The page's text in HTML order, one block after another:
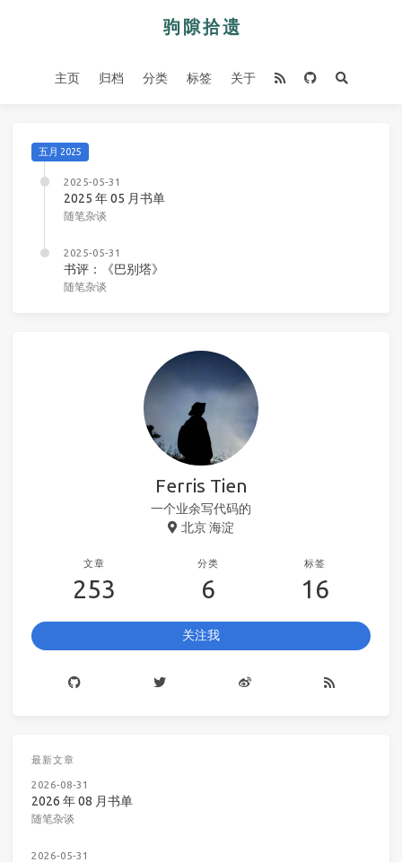
主页 归档 分类 标签 关于
五月 2025
2025-05-31
2025 年 05 月书单
随笔杂谈
2025-05-31
书评：《巴别塔》
随笔杂谈
Ferris Tien
一个业余写代码的
北京 海淀
文章
253
分类
6
标签
16
关注我
最新文章
2026-08-31
2026 年 08 月书单
随笔杂谈
2026-05-31